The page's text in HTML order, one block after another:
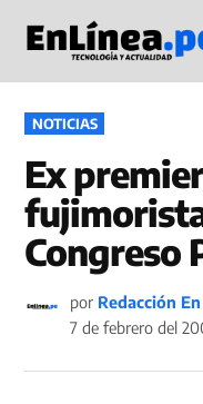
contenido
PUBLICADO
EN
NOTICIAS
Ex
Congreso
por Redacción
7 de febrero del